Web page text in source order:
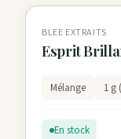
BLEE EXTRAITS
Esprit
Mélange 1 g
En stock